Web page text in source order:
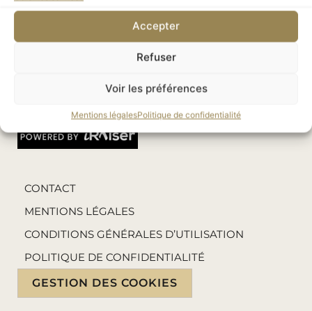
Accepter
Refuser
Voir les préférences
Mentions légalesPolitique de confidentialité
Association reconnue d'utilité publique
Esplanade Valéry Giscard d’Estaing, 75007 Paris
amis@amis-musee-orsay.org
CONTACT
MENTIONS LÉGALES
CONDITIONS GÉNÉRALES D’UTILISATION
POLITIQUE DE CONFIDENTIALITÉ
GESTION DES COOKIES